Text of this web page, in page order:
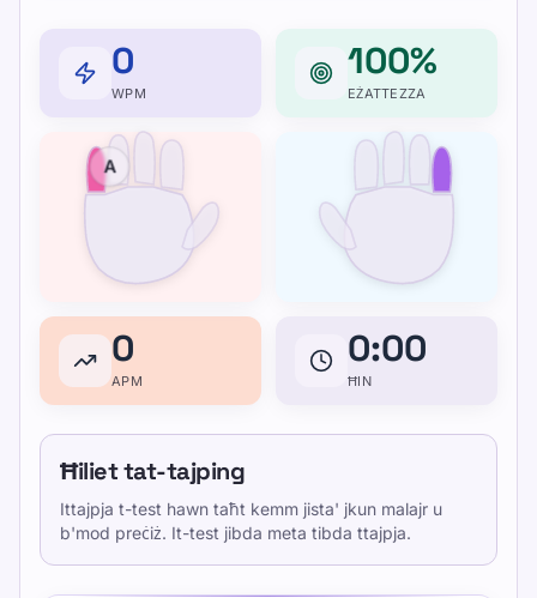
0
WPM
100%
EŻATTEZZA
A
0
APM
0:00
ĦIN
Ħiliet tat-tajping
Ittajpja t-test hawn taħt kemm jista' jkun malajr u
b'mod preċiż. It-test jibda meta tibda ttajpja.